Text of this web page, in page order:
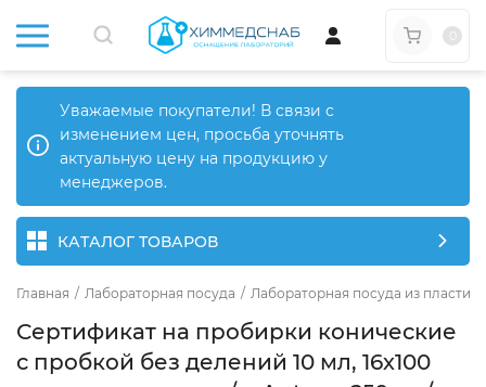
Уважаемые покупатели! В связи с
изменением цен, просьба уточнять
актуальную цену на продукцию у
менеджеров.
КАТАЛОГ ТОВАРОВ
Главная / Лабораторная посуда / Лабораторная посуда из пластика
Сертификат на пробирки конические
с пробкой без делений 10 мл, 16х100